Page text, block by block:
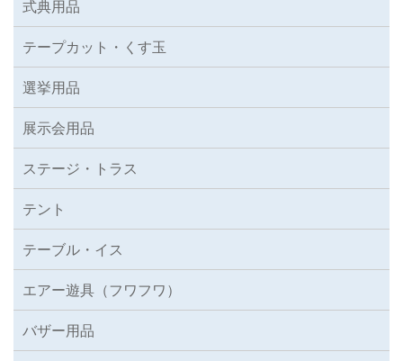
式典用品
テープカット・くす玉
選挙用品
展示会用品
ステージ・トラス
テント
テーブル・イス
エアー遊具（フワフワ）
バザー用品